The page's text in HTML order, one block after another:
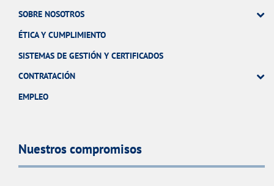
SOBRE NOSOTROS
ÉTICA Y CUMPLIMIENTO
SISTEMAS DE GESTIÓN Y CERTIFICADOS
CONTRATACIÓN
EMPLEO
Nuestros compromisos